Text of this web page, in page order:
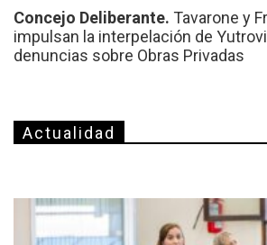
Concejo Deliberante. Tavarone y
impulsan la interpelación de
denuncias sobre Obras Privadas
Actualidad